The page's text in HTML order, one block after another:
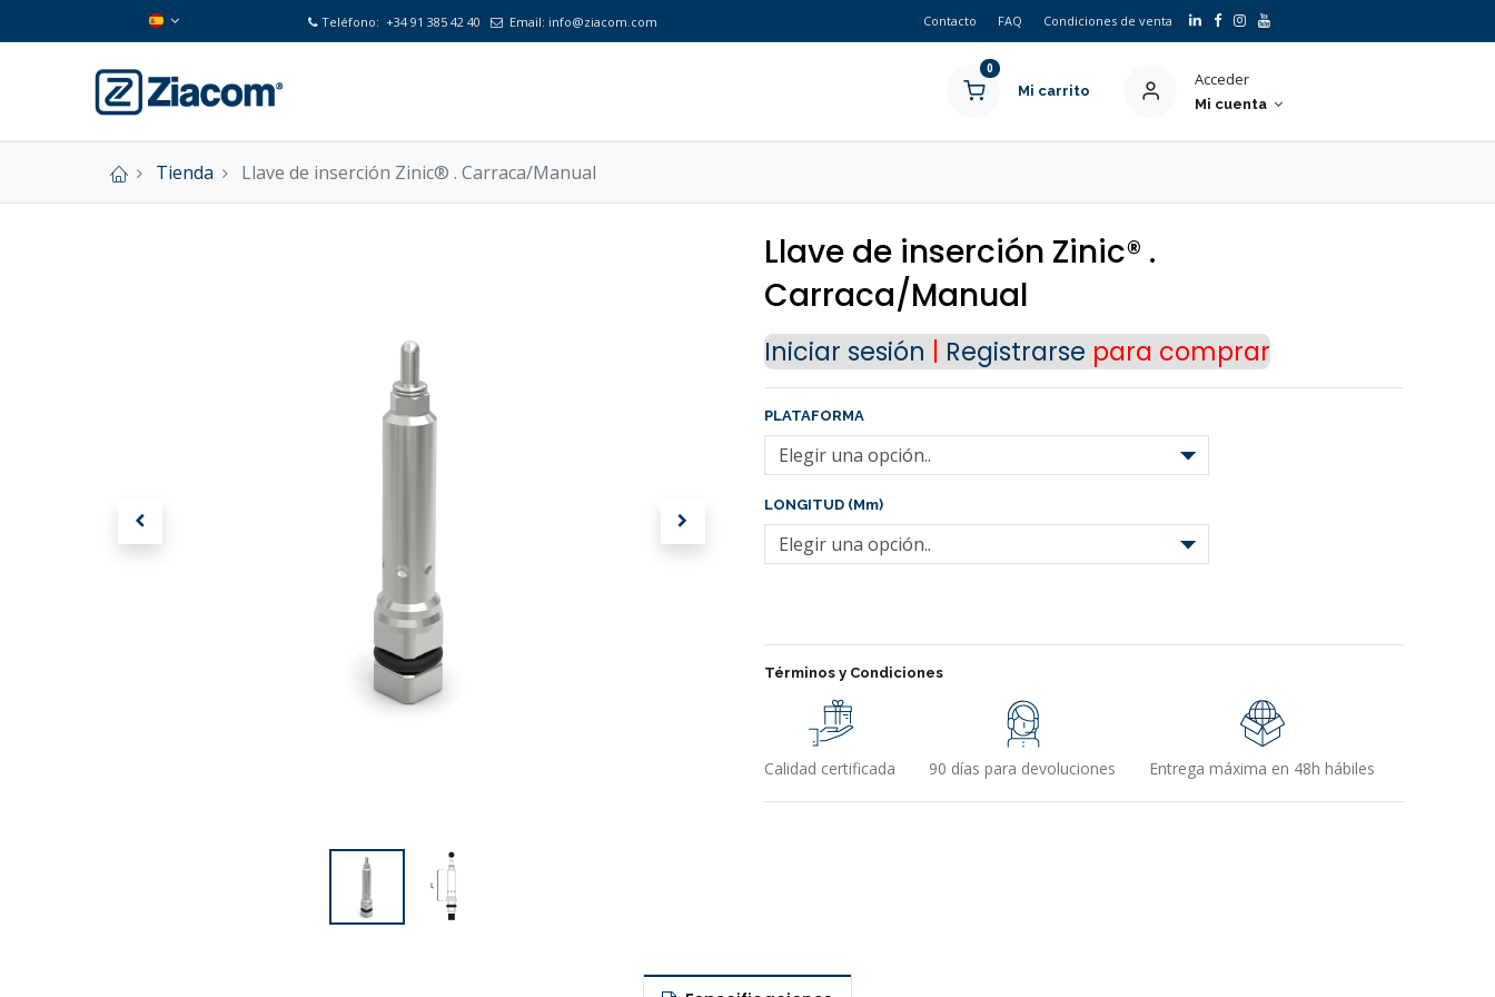
Teléfono: +34 91 385 42 40 Email: info@ziacom.com Contacto FAQ Condiciones de venta
0
Mi carrito
Acceder
Mi cuenta
Tienda Llave de inserción Zinic® . Carraca/Manual
Llave de inserción Zinic® .
Carraca/Manual
Iniciar sesión | Registrarse para comprar
PLATAFORMA
LONGITUD (mm)
Términos y Condiciones
Calidad certificada 90 días para devoluciones Entrega máxima en 48h hábiles